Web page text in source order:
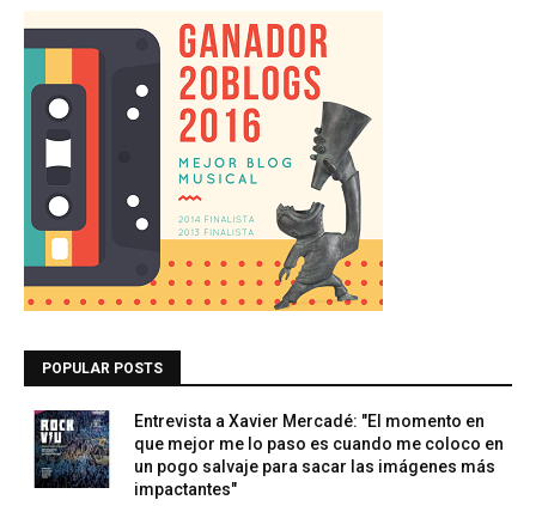
POPULAR POSTS
Entrevista a Xavier Mercadé: "El momento en
que mejor me lo paso es cuando me coloco en
un pogo salvaje para sacar las imágenes más
impactantes"